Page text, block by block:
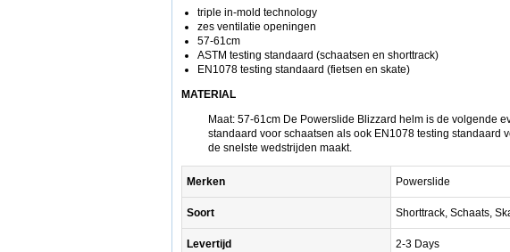
triple in-mold technology
zes ventilatie openingen
57-61cm
ASTM testing standaard (schaatsen en shorttrack)
EN1078 testing standaard (fietsen en skate)
MATERIAL
Maat: 57-61cm De Powerslide Blizzard helm is de volgende
standaard voor schaatsen als ook EN1078 testing standaard
de snelste wedstrijden maakt.
Merken Powerslide
Soort Shorttrack, Schaats,
Levertijd 2-3 Days